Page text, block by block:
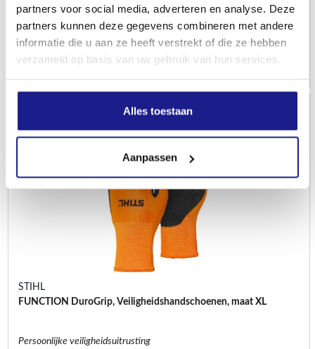
partners voor social media, adverteren en analyse. Deze
partners kunnen deze gegevens combineren met andere
informatie die u aan ze heeft verstrekt of die ze hebben
verzameld op basis van uw gebruik van hun services.
Alles toestaan
Aanpassen
Persoonlijke veiligheidsuitrusting
€10,40
STIHL
FUNCTION DuroGrip, Veiligheidshandschoenen, maat XL
Persoonlijke veiligheidsuitrusting